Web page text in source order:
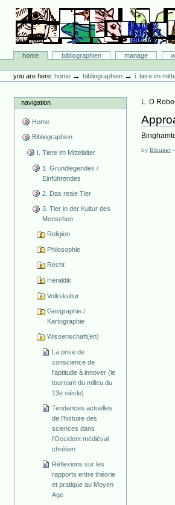
content.
navigation
Bibliographie-Portal
Sectionshome bibliographien manage
tools
you are here: home →bibliographien →i. tiere im
navigation
Home
Bibliographien
I. Tiere im Mittelalter
1. Grundlegendes /
Einführendes
2. Das reale Tier
3. Tier in der Kultur des
Menschen
Religion
Philosophie
Recht
Heraldik
Volkskultur
Geographie /
Kartographie
Wissenschaft(en)
La prise de
conscience de
l'aptitude à innover (le
tournant du milieu du
13e siècle)
Tendances actuelles
de l'histoire des
sciences dans
l'Occident médiéval
chrétien
Réflexions sur les
rapports entre théorie
et pratique au Moyen
Age
L. D
byBibuser